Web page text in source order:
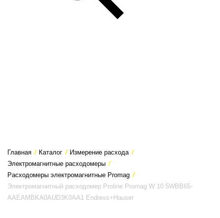
Главная / Каталог / Измерение расхода /
Электромагнитные расходомеры /
Расходомеры электромагнитные Promag /
Электромагнитный расходомер Proline Promag W 10 5WBB65-
AAEAMBKA0AUD3K0AA1 Endress+Hauser